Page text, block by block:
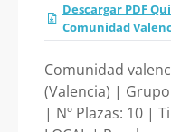
Descargar PDF
Comunidad
Comunidad
(Valencia) |
| Nº Plazas: 10 |